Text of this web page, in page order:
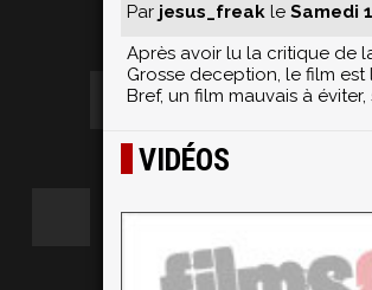
Par jesus_freak le Samedi
Après avoir lu la critique de
Grosse deception, le film
Bref, un film mauvais à
VIDÉOS